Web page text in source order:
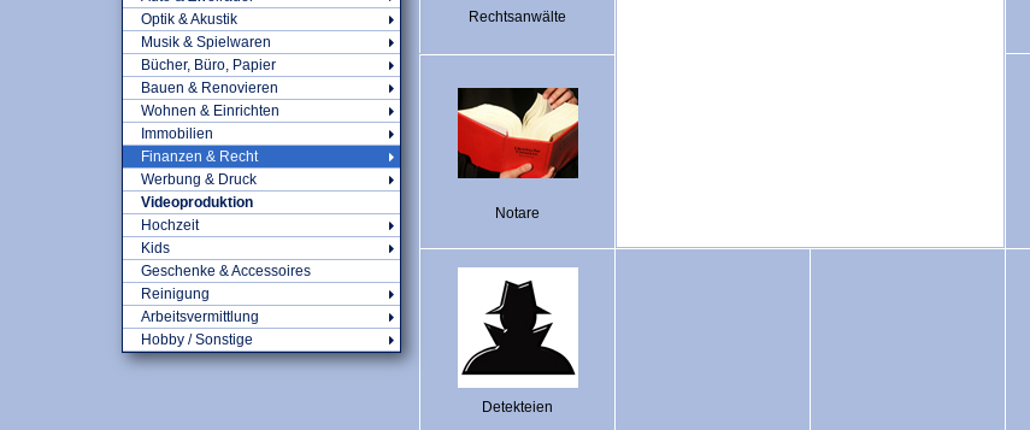
Optik & Akustik
Musik & Spielwaren
Bücher, Büro, Papier
Bauen & Renovieren
Wohnen & Einrichten
Immobilien
Finanzen & Recht
Werbung & Druck
Videoproduktion
Hochzeit
Kids
Geschenke & Accessoires
Reinigung
Arbeitsvermittlung
Hobby / Sonstige
Rechtsanwälte
Notare
Detekteien